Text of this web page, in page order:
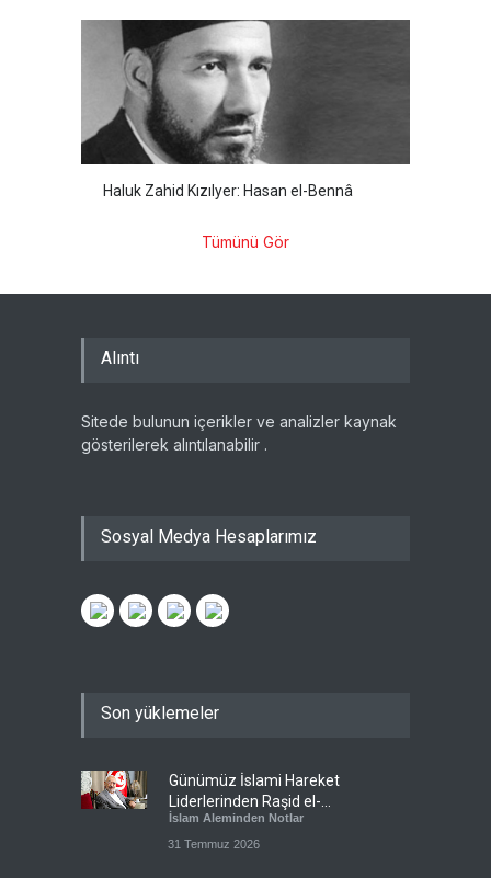
Haluk Zahid Kızılyer: Hasan el-Bennâ
Tümünü Gör
Alıntı
Sitede bulunun içerikler ve analizler kaynak
gösterilerek alıntılanabilir .
Sosyal Medya Hesaplarımız
Son yüklemeler
Günümüz İslami Hareket
Liderlerinden Raşid el-
Gannuşi’ye Seküler Faşizmin
Zindanlarında Ağır Tecrit
İslam Aleminden Notlar
31 Temmuz 2026